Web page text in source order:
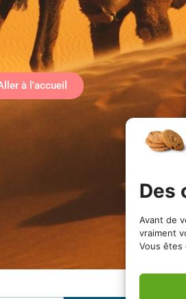
Des
Avant de
vraiment
Vous
à l'accueil